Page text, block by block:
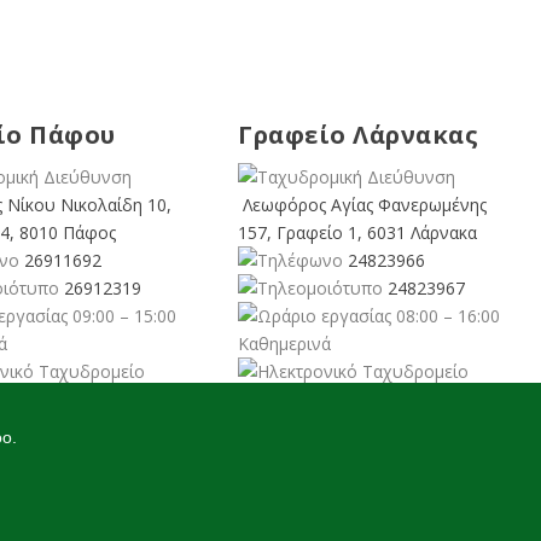
Πάφου
Νικολαίδη 10,
8010 Πάφος
26911692
26912319
09:00 – 15:00
Γραφείο Λάρνακας
Λεωφόρος Αγίας Φανερωμένης
157, Γραφείο 1, 6031 Λάρνακα
24823966
24823967
08:00 – 16:00
Καθημερινά